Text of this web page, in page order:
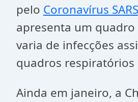
pelo Coronavírus
apresenta um
varia de infecções
quadros respiratórios
Ainda em janeiro, a